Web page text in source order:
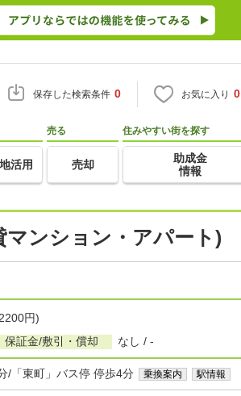
保存した検索条件 0 お気に入り 0
活用
売る
売却
住みやすい街を探す
助成金
情報
マンション・アパート)
円)
保証金/敷引・償却 なし / -
/「東町」バス停 停歩4分 乗換案内 駅情報